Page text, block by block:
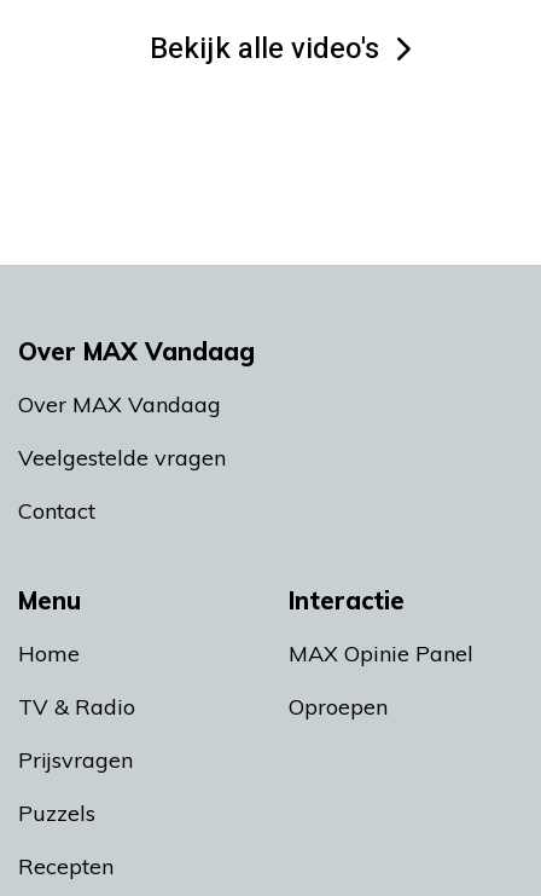
Bekijk alle video's
Menu
Home
TV & Radio
Prijsvragen
Puzzels
Recepten
Interactie
MAX Opinie Panel
Oproepen
Over MAX Vandaag
Over MAX Vandaag
Veelgestelde vragen
Contact